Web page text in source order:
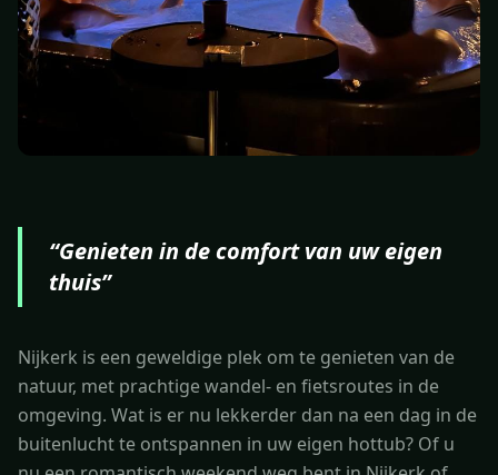
“Genieten in de comfort van uw eigen
thuis”
Nijkerk is een geweldige plek om te genieten van de
natuur, met prachtige wandel- en fietsroutes in de
omgeving. Wat is er nu lekkerder dan na een dag in de
buitenlucht te ontspannen in uw eigen hottub? Of u